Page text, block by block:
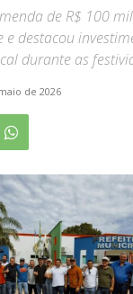
de R$ 100
destacou
durante as
de 2026